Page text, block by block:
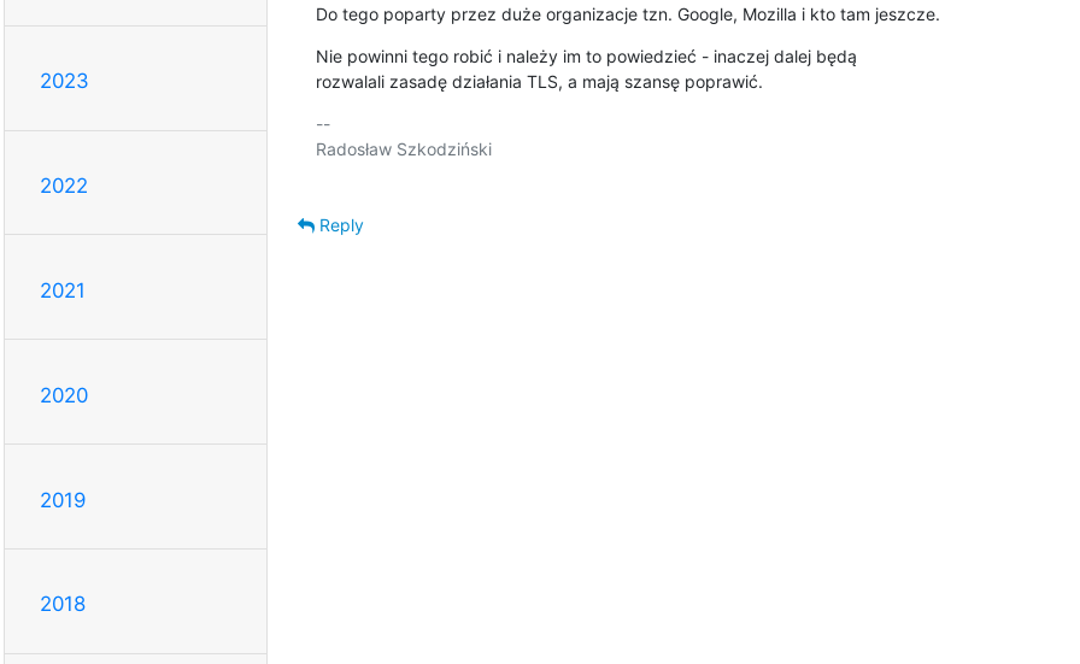
2023
2022
2021
2020
2019
2018
Do tego poparty przez duże organizacje tzn. Google, Mozilla i kto tam jeszcze.
Nie powinni tego robić i należy im to powiedzieć - inaczej dalej będą
rozwalali zasadę działania TLS, a mają szansę poprawić.
--
Radosław Szkodziński
Reply